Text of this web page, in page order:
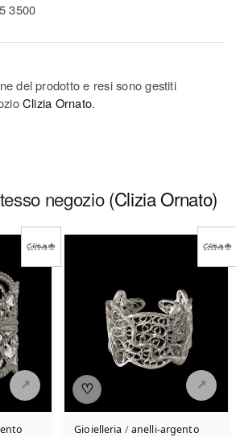
3500
del prodotto e resi sono gestiti
Clizia Ornato.
negozio(Clizia Ornato)
♡
Gioielleria /anelli-argento